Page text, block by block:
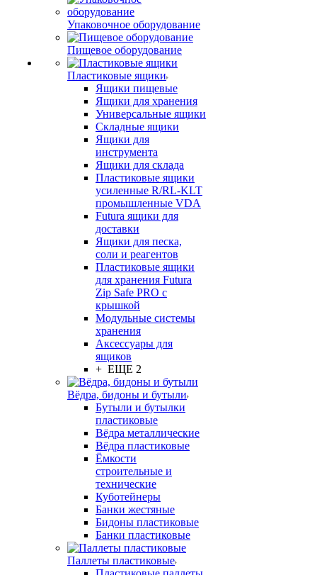
Упаковочное оборудование
Пищевое оборудование
Пластиковые ящики
Ящики пищевые
Ящики для хранения
Универсальные ящики
Складные ящики
Ящики для
инструмента
Ящики для склада
Пластиковые ящики
усиленные R/RL-KLT
промышленные VDA
Futura ящики для
доставки
Ящики для песка,
соли и реагентов
Пластиковые ящики
для хранения Futura
Zip Safe PRO с
крышкой
Модульные системы
хранения
Аксессуары для
ящиков
+ ЕЩЕ 2
Вёдра, бидоны и бутыли
Бутыли и бутылки
пластиковые
Вёдра металлические
Вёдра пластиковые
Ёмкости
строительные и
технические
Куботейнеры
Банки жестяные
Бидоны пластиковые
Банки пластиковые
Паллеты пластиковые